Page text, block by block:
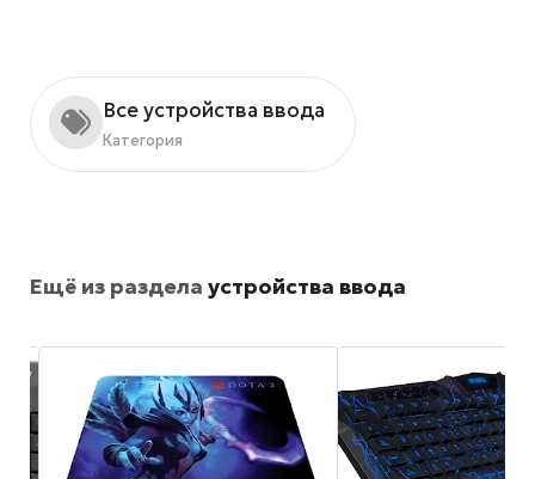
Все устройства ввода
Категория
Ещё из раздела устройства ввода